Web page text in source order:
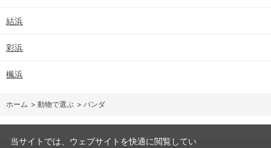
結浜
彩浜
楓浜
ホーム > 動物で選ぶ > パンダ
当サイトでは、ウェブサイトを快適に閲覧してい